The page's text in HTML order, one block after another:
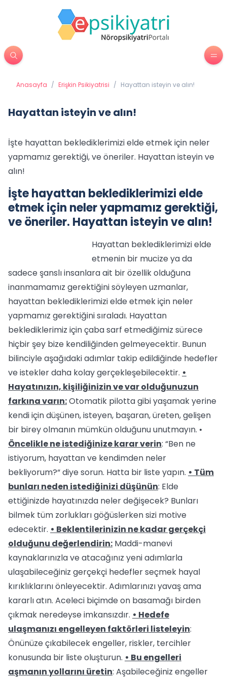
Anasayfa / Erişkin Psikiyatrisi / Hayattan isteyin ve alın!
Hayattan isteyin ve alın!
İşte hayattan beklediklerimizi elde etmek için neler
yapmamız gerektiği, ve öneriler. Hayattan isteyin ve
alın!
İşte hayattan beklediklerimizi elde
etmek için neler yapmamız gerektiği,
ve öneriler. Hayattan isteyin ve alın!
Hayattan beklediklerimizi elde
etmenin bir mucize ya da
sadece şanslı insanlara ait bir özellik olduğuna
inanmamamız gerektiğini söyleyen uzmanlar,
hayattan beklediklerimizi elde etmek için neler
yapmamız gerektiğini sıraladı. Hayattan
beklediklerimiz için çaba sarf etmediğimiz sürece
hiçbir şey bize kendiliğinden gelmeyecektir. Bunun
bilinciyle aşağıdaki adımlar takip edildiğinde hedefler
ve istekler daha kolay gerçekleşebilecektir. •
Hayatınızın, kişiliğinizin ve var olduğunuzun
farkına varın:Otomatik pilotta gibi yaşamak yerine
kendi için düşünen, isteyen, başaran, üreten, gelişen
bir birey olmanın mümkün olduğunu unutmayın. •
Öncelikle ne istediğinize karar verin: “Ben ne
istiyorum, hayattan ve kendimden neler
bekliyorum?“ diye sorun. Hatta bir liste yapın. • Tüm
bunları neden istediğinizi düşünün: Elde
ettiğinizde hayatınızda neler değişecek? Bunları
bilmek tüm zorlukları göğüslerken sizi motive
edecektir. • Beklentilerinizin ne kadar gerçekçi
olduğunu değerlendirin: Maddi-manevi
kaynaklarınızla ve atacağınız yeni adımlarla
ulaşabileceğiniz gerçekçi hedefler seçmek hayal
kırıklıklarını önleyecektir. Adımlarınızı yavaş ama
kararlı atın. Aceleci biçimde on basamağı birden
çıkmak neredeyse imkansızdır. • Hedefe
ulaşmanızı engelleyen faktörleri listeleyin:
Önünüze çıkabilecek engeller, riskler, tercihler
konusunda bir liste oluşturun. • Bu engelleri
aşmanın yollarını üretin: Aşabileceğiniz engeller